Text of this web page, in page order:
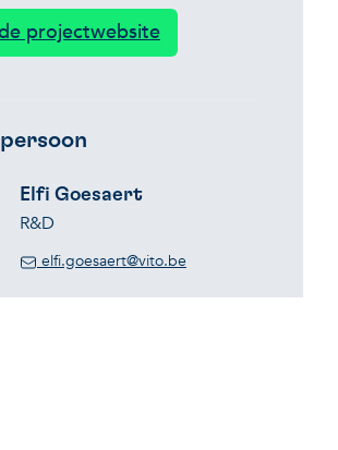
projectwebsite
Elfi Goesaert
R&D
elfi.goesaert@vito.be